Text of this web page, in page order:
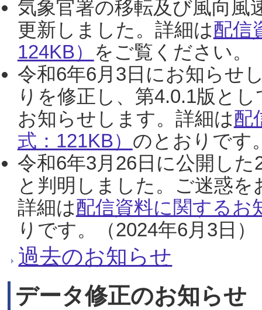
気象官署の移転及び風向風
更新しました。詳細は配信
124KB） をご覧ください。
令和6年6月3日にお知らせ
りを修正し、第4.0.1版と
お知らせします。詳細は配
式：121KB） のとおりです
令和6年3月26日に公開し
と判明しました。ご迷惑
詳細は配信資料に関するお
りです。（2024年6月3日）
過去のお知らせ
データ修正のお知らせ